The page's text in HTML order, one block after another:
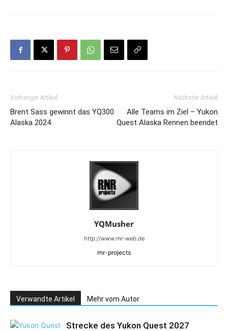
Vorheriger Artikel
Brent Sass gewinnt das YQ300
Alaska 2024
Nächster Artikel
Alle Teams im Ziel – Yukon
Quest Alaska Rennen beendet
YQMusher
http://www.rnr-web.de
rnr-projects
Verwandte Artikel Mehr vom Autor
Strecke des Yukon Quest 2027